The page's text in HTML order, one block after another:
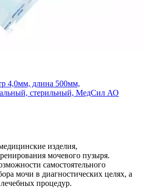
4,0мм, длина 500мм,
стерильный, МедСил АО
изделия,
мочевого пузыря.
самостоятельного
мочи в диагностических целях, а
процедур.